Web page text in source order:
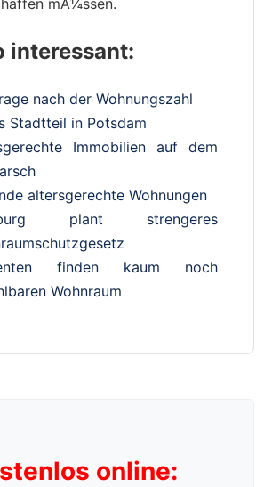
interessant:
nach der Wohnungszahl
Stadtteil in Potsdam
Immobilien auf dem
altersgerechte Wohnungen
plant strengeres
finden kaum noch
Wohnraum
online: